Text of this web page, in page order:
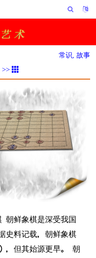
常识, 故事
>>
鲜象棋是深受我国
史料记载，朝鲜象棋
，但其始源更早。 朝